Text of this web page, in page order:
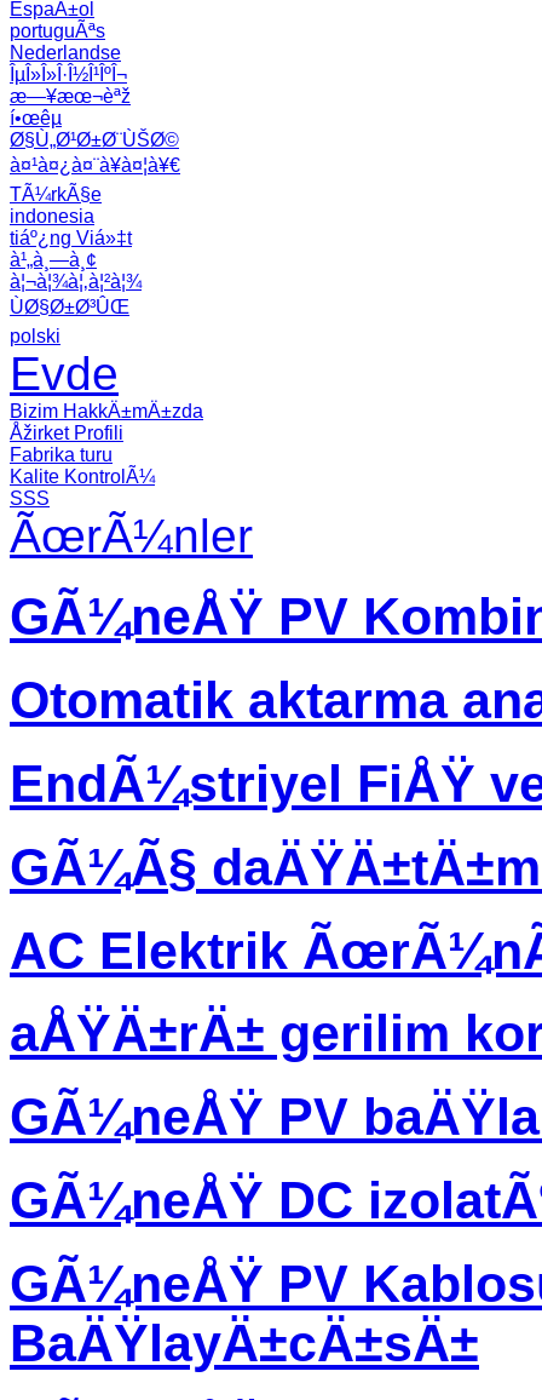
EspaÃ±ol
portuguÃªs
Nederlandse
ÎµÎ»Î»Î·Î½Î¹ÎºÎ¬
æ—¥æœ¬èªž
í•œêµ­
Ø§Ù„Ø¹Ø±Ø¨ÙŠØ©
à¤¹à¤¿à¤¨à¥à¤¦à¥€
TÃ¼rkÃ§e
indonesia
tiáº¿ng Viá»‡t
à¹„à¸—à¸¢
à¦¬à¦¾à¦‚à¦²à¦¾
ÙØ§Ø±Ø³ÛŒ
polski
Evde
Bizim HakkÄ±mÄ±zda
Åžirket Profili
Fabrika turu
Kalite KontrolÃ¼
SSS
ÃœrÃ¼nler
GÃ¼neÅŸ PV
Otomatik aktarma
EndÃ¼striyel FiÅŸ
GÃ¼Ã§
AC Elektrik
aÅŸÄ±rÄ± gerilim
GÃ¼neÅŸ PV
GÃ¼neÅŸ DC
GÃ¼neÅŸ PV
BaÄŸlayÄ±cÄ±sÄ±